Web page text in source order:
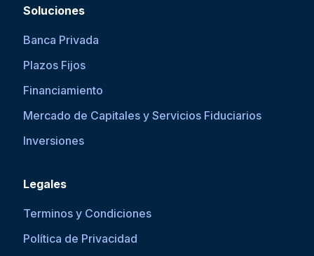
Soluciones
Banca Privada
Plazos Fijos
Financiamiento
Mercado de Capitales y Servicios Fiduciarios
Inversiones
Legales
Terminos y Condiciones
Política de Privacidad